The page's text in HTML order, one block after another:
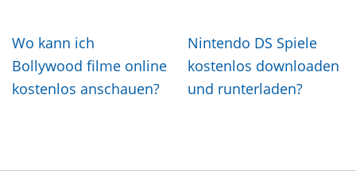
Wo kann ich
Bollywood filme online
kostenlos anschauen?
Nintendo DS Spiele
kostenlos downloaden
und runterladen?